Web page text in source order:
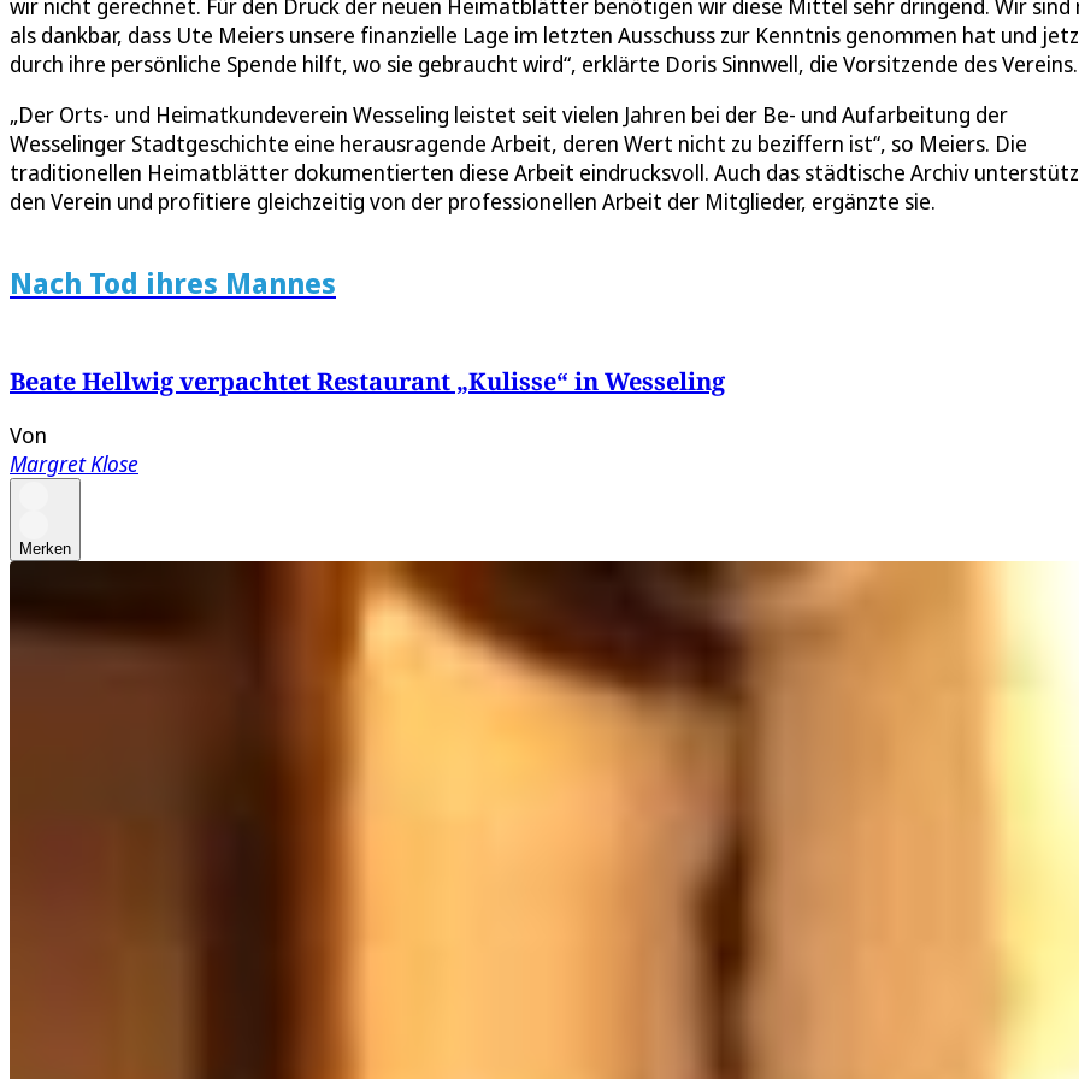
wir nicht gerechnet. Für den Druck der neuen Heimatblätter benötigen wir diese Mittel sehr dringend. Wir sind
als dankbar, dass Ute Meiers unsere finanzielle Lage im letzten Ausschuss zur Kenntnis genommen hat und
durch ihre persönliche Spende hilft, wo sie gebraucht wird“, erklärte Doris Sinnwell, die Vorsitzende des Vereins.
„Der Orts- und Heimatkundeverein Wesseling leistet seit vielen Jahren bei der Be- und Aufarbeitung der
Wesselinger Stadtgeschichte eine herausragende Arbeit, deren Wert nicht zu beziffern ist“, so Meiers. Die
traditionellen Heimatblätter dokumentierten diese Arbeit eindrucksvoll. Auch das städtische Archiv
den Verein und profitiere gleichzeitig von der professionellen Arbeit der Mitglieder, ergänzte sie.
Nach Tod ihres Mannes
Beate Hellwig verpachtet Restaurant „Kulisse“ in Wesseling
Von
Margret Klose
Merken